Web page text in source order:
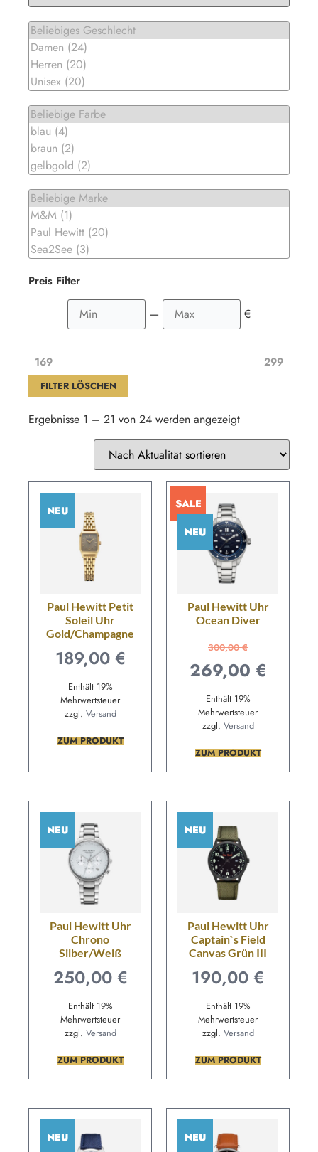
Preis Filter
— €
169 299
FILTER LÖSCHEN
Ergebnisse 1 – 21 von 24 werden angezeigt
NEU
Paul Hewitt Petit
Soleil Uhr
Gold/Champagne
189,00 €
Enthält 19%
Mehrwertsteuer
zzgl. Versand
ZUM PRODUKT
SALE
NEU
Paul Hewitt Uhr
Ocean Diver
300,00€
269,00 €
Enthält 19%
Mehrwertsteuer
zzgl. Versand
ZUM PRODUKT
NEU
Paul Hewitt Uhr
Chrono
Silber/Weiß
250,00 €
Enthält 19%
Mehrwertsteuer
zzgl. Versand
ZUM PRODUKT
NEU
Paul Hewitt Uhr
Captain`s Field
Canvas Grün III
190,00 €
Enthält 19%
Mehrwertsteuer
zzgl. Versand
ZUM PRODUKT
NEU NEU